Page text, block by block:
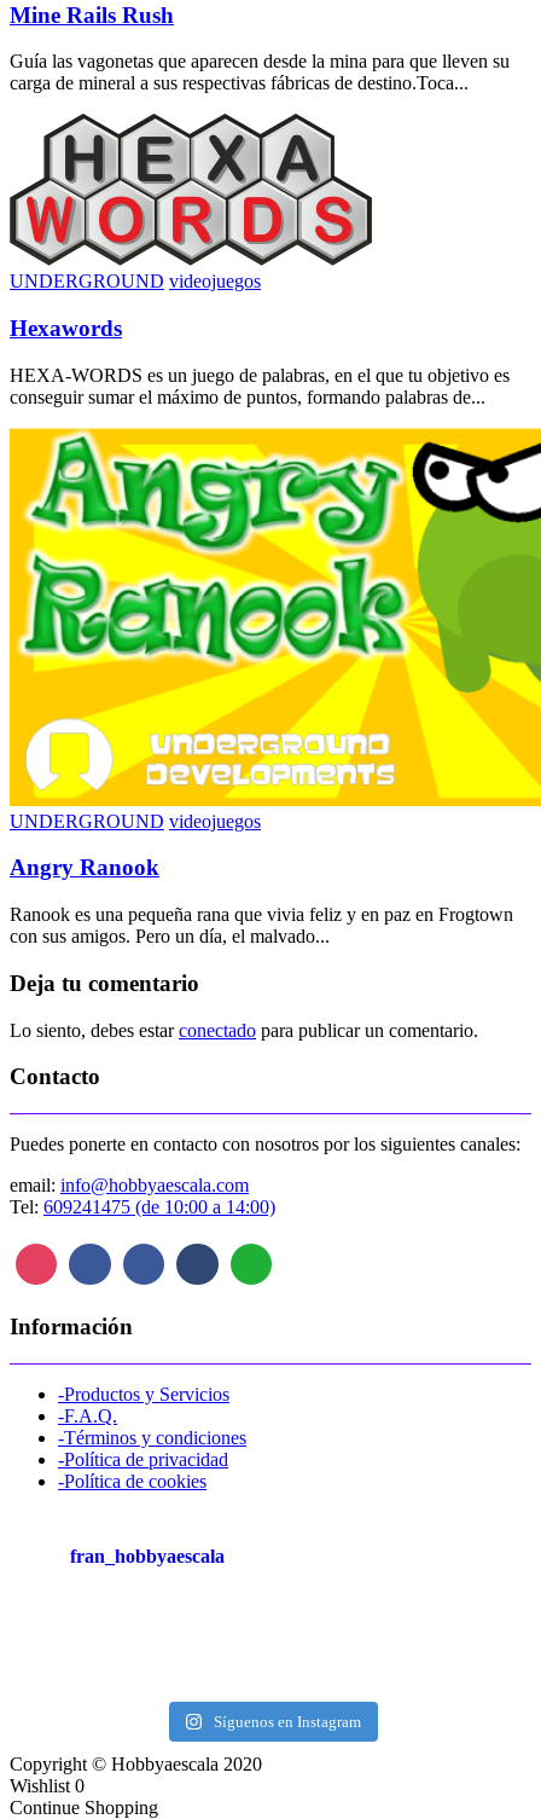
Mine Rails Rush
Guía las vagonetas que aparecen desde la mina para que lleven su
carga de mineral a sus respectivas fábricas de destino.Toca...
UNDERGROUND videojuegos
Hexawords
HEXA-WORDS es un juego de palabras, en el que tu objetivo es
conseguir sumar el máximo de puntos, formando palabras de...
UNDERGROUND videojuegos
Angry Ranook
Ranook es una pequeña rana que vivia feliz y en paz en Frogtown
con sus amigos. Pero un día, el malvado...
Deja tu comentario
Lo siento, debes estarconectado para publicar un comentario.
Contacto
Puedes ponerte en contacto con nosotros por los siguientes canales:
email: info@hobbyaescala.com
Tel: 609241475 (de 10:00 a 14:00)
Información
-Productos y Servicios
-F.A.Q.
-Términos y condiciones
-Política de privacidad
-Política de cookies
fran_hobbyaescala
Síguenos en Instagram
Copyright © Hobbyaescala 2020
Wishlist 0
Continue Shopping